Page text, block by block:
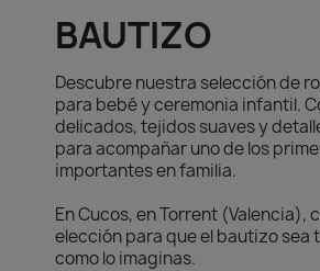
BAUTIZO
Descubre nuestra selección de
para bebé y ceremonia infantil.
delicados, tejidos suaves y
para acompañar uno de los
importantes en familia.
En Cucos, en Torrent (Valencia),
elección para que el bautizo sea
como lo imaginas.